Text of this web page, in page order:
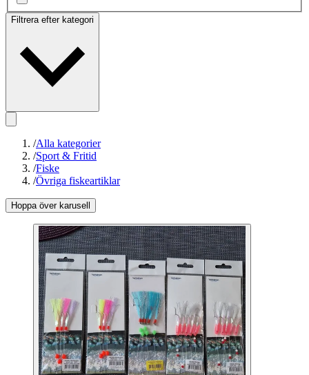
Filtrera efter kategori
/Alla kategorier
/Sport & Fritid
/Fiske
/Övriga fiskeartiklar
Hoppa över karusell